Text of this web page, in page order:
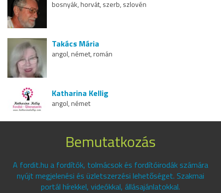
bosnyák, horvát, szerb, szlovén
Takács Mária
angol, német, román
Katharina Kellig
angol, német
Bemutatkozás
A fordit.hu a fordítók, tolmácsok és fordítóirodák számára
nyújt megjelenési és üzletszerzési lehetőséget. Szakmai
portál hírekkel, videókkal, állásajánlatokkal.